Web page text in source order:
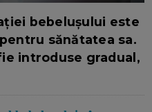
bebelușului este
sănătatea sa.
introduse gradual,